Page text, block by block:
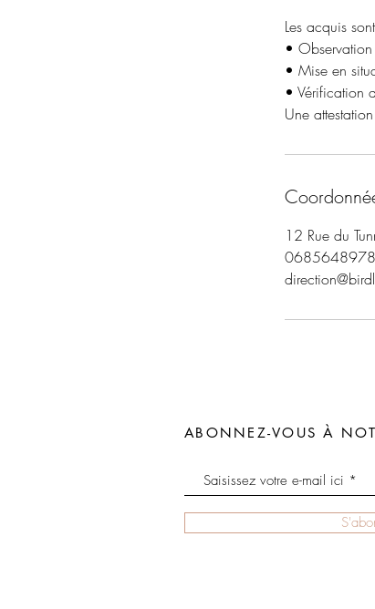
Les acquis
•
• Mise en
• Vérification
Une
12 Rue du
0685648978
ABONNEZ-VOUS À